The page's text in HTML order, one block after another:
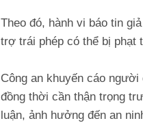
Theo đó, hành vi báo tin
trợ trái phép có thể bị phạt
Công an khuyến cáo
đồng thời cần thận trọng
luận, ảnh hưởng đến an